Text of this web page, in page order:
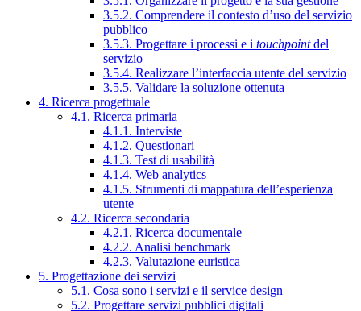
3.5.2. Comprendere il contesto d’uso del servizio
pubblico
3.5.3. Progettare i processi e i touchpointdel
servizio
3.5.4. Realizzare l’interfaccia utente del servizio
3.5.5. Validare la soluzione ottenuta
4. Ricerca progettuale
4.1. Ricerca primaria
4.1.1. Interviste
4.1.2. Questionari
4.1.3. Test di usabilità
4.1.4. Web analytics
4.1.5. Strumenti di mappatura dell’esperienza
utente
4.2. Ricerca secondaria
4.2.1. Ricerca documentale
4.2.2. Analisi benchmark
4.2.3. Valutazione euristica
5. Progettazione dei servizi
5.1. Cosa sono i servizi e il service design
5.2. Progettare servizi pubblici digitali